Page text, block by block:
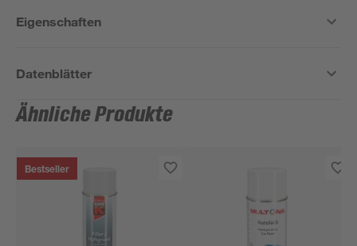
Eigenschaften
Datenblätter
Ähnliche Produkte
Bestseller